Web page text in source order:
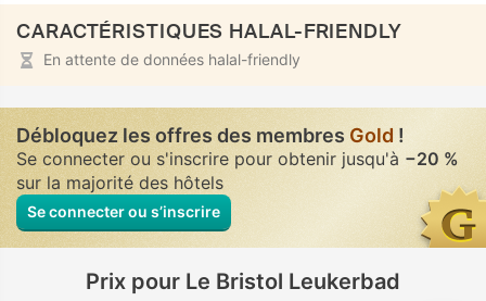
CARACTÉRISTIQUES HALAL-FRIENDLY
En attente de données halal-friendly
Débloquez les offres des membres Gold !
Se connecter ou s'inscrire pour obtenir jusqu'à −20 %
sur la majorité des hôtels
Se connecter ou s’inscrire
Prix pour Le Bristol Leukerbad